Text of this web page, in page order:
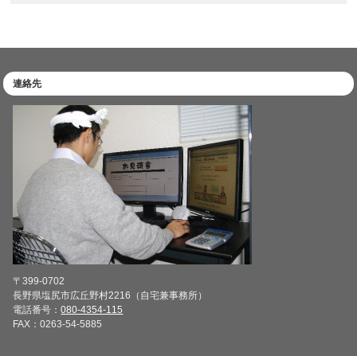
連絡先
〒399-0702
長野県塩尻市広丘野村2216（自宅兼事務所）
電話番号：080-4354-115
FAX：0263-54-5885